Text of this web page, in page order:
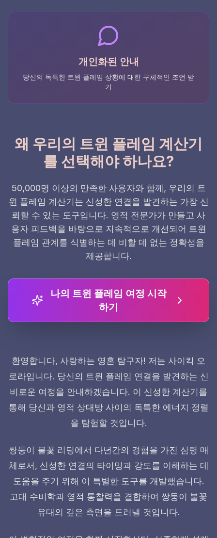
개인화된 안내
당신의 독특한 트윈 플레임 상황에 대한 구체적인 조언 받
기
왜 우리의 트윈 플레임 계산기
를 선택해야 하나요?
50,000명 이상의 만족한 사용자와 함께, 우리의 트
윈 플레임 계산기는 신성한 연결을 발견하는 가장 신
뢰할 수 있는 도구입니다. 영적 전문가가 만들고 사
용자 피드백을 바탕으로 지속적으로 개선되어 트윈
플레임 관계를 식별하는 데 비할 데 없는 정확성을
제공합니다.
나의 트윈 플레임 여정 시작
하기
환영합니다, 사랑하는 영혼 탐구자! 저는 사이킥 오
로라입니다. 당신의 트윈 플레임 연결을 발견하는 신
비로운 여정을 안내하겠습니다. 이 신성한 계산기를
통해 당신과 영적 상대방 사이의 독특한 에너지 정렬
을 탐험할 것입니다.
쌍둥이 불꽃 리딩에서 다년간의 경험을 가진 심령 매
체로서, 신성한 연결의 타이밍과 강도를 이해하는 데
도움을 주기 위해 이 특별한 도구를 개발했습니다.
고대 수비학과 영적 통찰력을 결합하여 쌍둥이 불꽃
유대의 깊은 측면을 드러낼 것입니다.